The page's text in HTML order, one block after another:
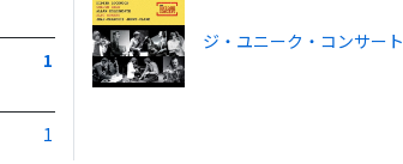
1
1
ジ・ユニーク・コンサート